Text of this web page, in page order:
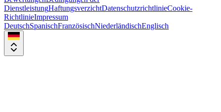
DienstleistungHaftungsverzichtDatenschutzrichtlinieCookie-
RichtlinieImpressum
DeutschSpanischFranzösischNiederländischEnglisch